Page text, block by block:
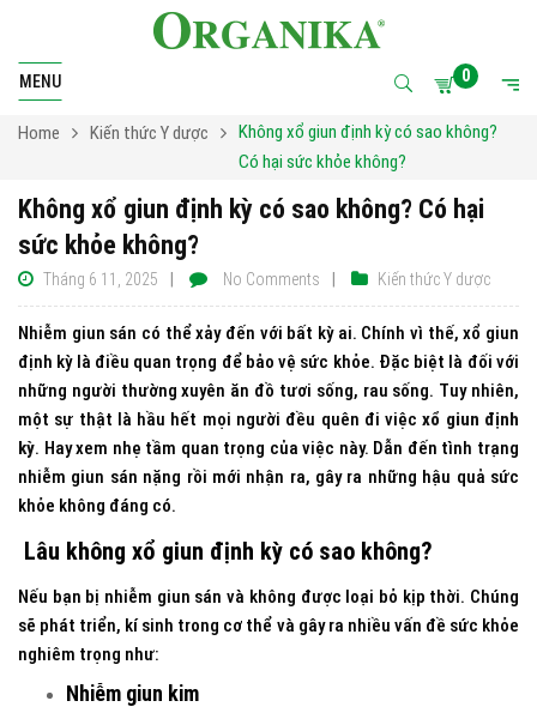
MENU 0
Home Kiến thức Y dược
Không xổ giun định kỳ có sao không?
Có hại sức khỏe không?
Không xổ giun định kỳ có sao không? Có hại
sức khỏe không?
Tháng 6 11, 2025 Kiến thức Y dược
No Comments
Nhiễm giun sán có thể xảy đến với bất kỳ ai. Chính vì thế, xổ giun
định kỳ là điều quan trọng để bảo vệ sức khỏe. Đặc biệt là đối với
những người thường xuyên ăn đồ tươi sống, rau sống. Tuy nhiên,
một sự thật là hầu hết mọi người đều quên đi việcxổ giun định
kỳ. Hay xem nhẹ tầm quan trọng của việc này. Dẫn đến tình trạng
nhiễm giun sán nặng rồi mới nhận ra, gây ra những hậu quả sức
khỏe không đáng có.
Lâu không xổ giun định kỳ có sao không?
Nếu bạn bị nhiễm giun sán và không được loại bỏ kịp thời. Chúng
sẽ phát triển, kí sinh trong cơ thể và gây ra nhiều vấn đề sức khỏe
nghiêm trọng như:
Nhiễm giun kim